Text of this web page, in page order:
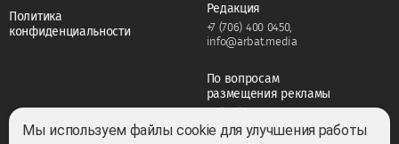
Политика
конфиденциальности
Редакция
+7 (706) 400 0450,
info@arbat.media
По вопросам
размещения рекламы
adv@arbat.media
Мы используем файлы cookie для улучшения работы